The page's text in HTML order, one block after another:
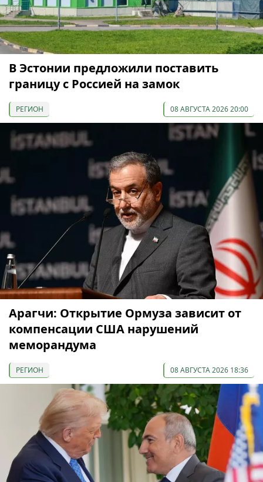
В Эстонии предложили поставить
границу с Россией на замок
РЕГИОН 08 АВГУСТА 2026 20:00
Арагчи: Открытие Ормуза зависит от
компенсации США нарушений
меморандума
РЕГИОН 08 АВГУСТА 2026 18:36